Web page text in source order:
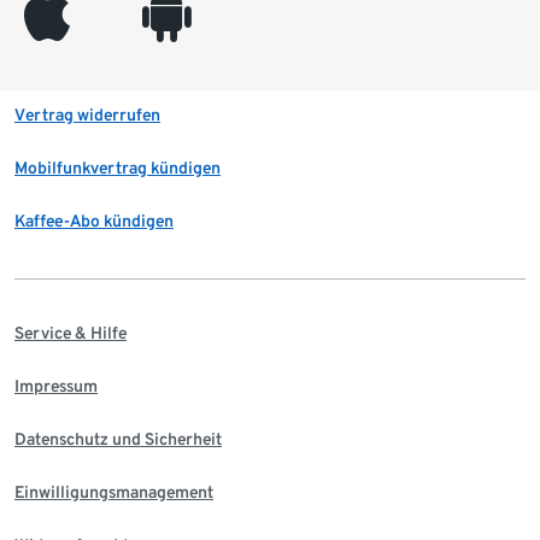
appleinc android
Vertrag widerrufen
Mobilfunkvertrag kündigen
Kaffee-Abo kündigen
Service & Hilfe
Impressum
Datenschutz und Sicherheit
Einwilligungsmanagement